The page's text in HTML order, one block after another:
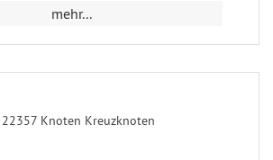
mehr...